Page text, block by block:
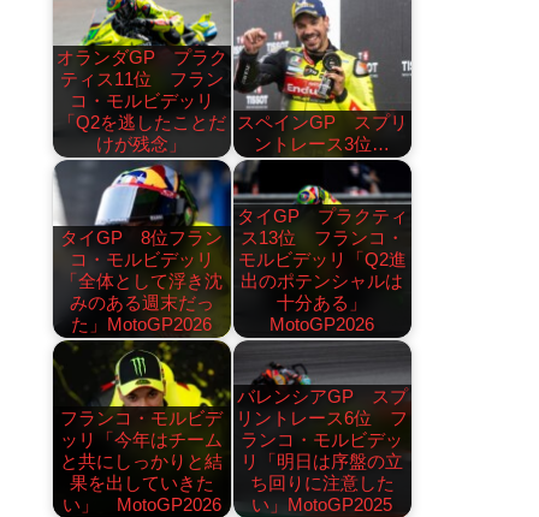
オランダGP プラク
ティス11位 フラン
コ・モルビデッリ
「Q2を逃したことだ
けが残念」
スペインGP スプリ
ントレース3位…
タイGP 8位フラン
コ・モルビデッリ
「全体として浮き沈
みのある週末だっ
た」MotoGP2026
タイGP プラクティ
ス13位 フランコ・
モルビデッリ「Q2進
出のポテンシャルは
十分ある」
MotoGP2026
フランコ・モルビデ
ッリ「今年はチーム
と共にしっかりと結
果を出していきた
い」 MotoGP2026
バレンシアGP スプ
リントレース6位 フ
ランコ・モルビデッ
リ「明日は序盤の立
ち回りに注意した
い」MotoGP2025